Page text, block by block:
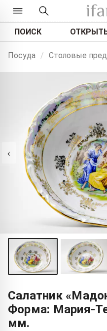
ПОИСК
Посуда / Столовые
‹
Салатник
Форма: Мария-
мм.